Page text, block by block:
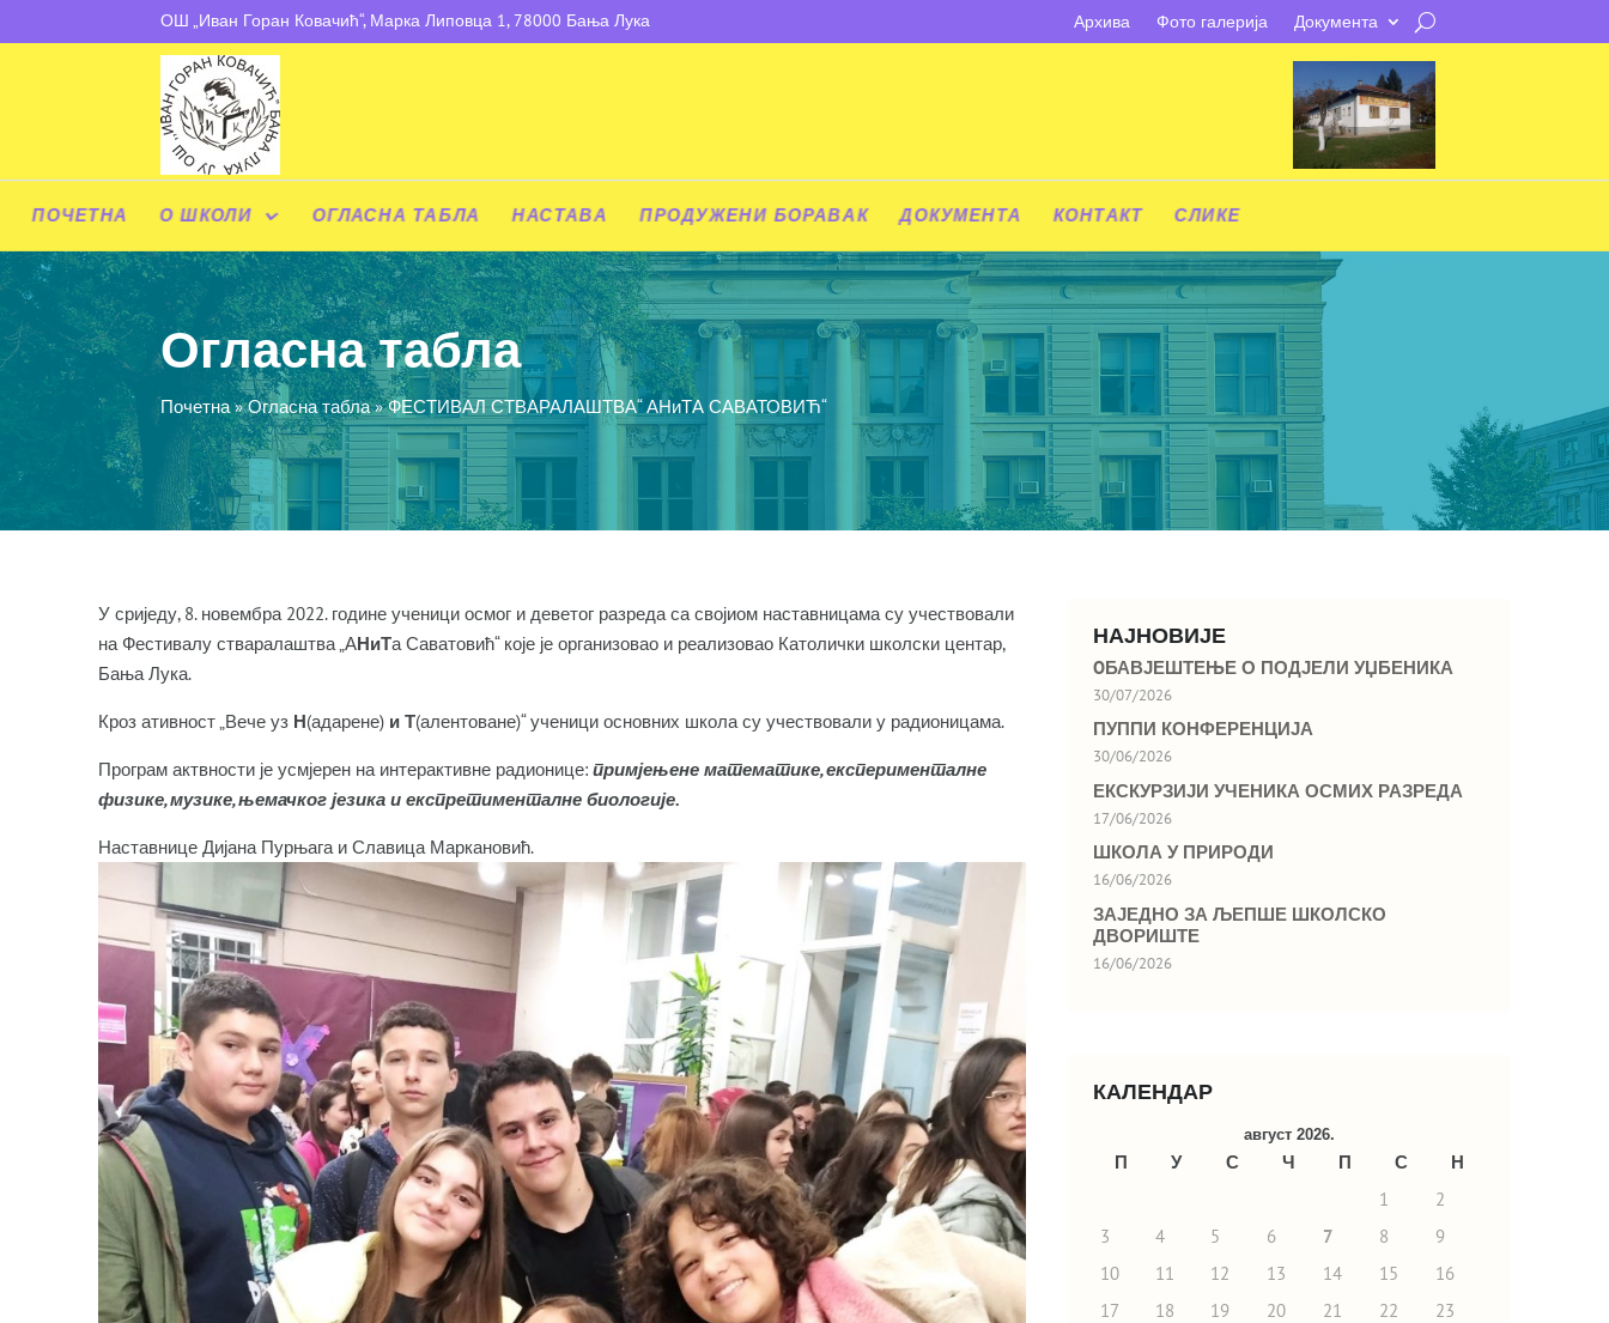
ОШ „Иван Горан Ковачић“, Марка Липовца 1, 78000 Бања Лука Архива Фото галерија Документа
ПОЧЕТНА О ШКОЛИ ОГЛАСНА ТАБЛА НАСТАВА ПРОДУЖЕНИ БОРАВАК ДОКУМЕНТА КОНТАКТ СЛИКЕ
Огласна табла
Почетна»Огласна табла»ФЕСТИВАЛ СТВАРАЛАШТВА“ АНиТА САВАТОВИЋ“
У сриједу, 8. новембра 2022. године ученици осмог и деветог разреда са својиом наставницама су учествовали
на Фестивалу стваралаштва „АНиТа Саватовић“ које је организовао и реализовао Католички школски центар,
Бања Лука.
Кроз ативност „Вече уз Н(адарене) и Т(алентоване)“ ученици основних школа су учествовали у радионицама.
Програм актвности је усмјерен на интерактивне радионице: примјењене математике, експерименталне
физике, музике, њемачког језика и експретименталне биологије.
Наставнице Дијана Пурњага и Славица Маркановић.
НАЈНОВИЈЕ
OБАВЈЕШТЕЊЕ О ПОДЈЕЛИ УЏБЕНИКА
30/07/2026
ПУППИ КОНФЕРЕНЦИЈА
30/06/2026
ЕКСКУРЗИЈИ УЧЕНИКА ОСМИХ РАЗРЕДА
17/06/2026
ШКОЛА У ПРИРОДИ
16/06/2026
ЗАЈЕДНО ЗА ЉЕПШЕ ШКОЛСКО
ДВОРИШТЕ
16/06/2026
КАЛЕНДАР
август 2026.
П У С Ч П С
Н
1
2
3
4 5 6 7 8
9
10
11 12 13 14 15
16
17
18 19 20 21 22
23